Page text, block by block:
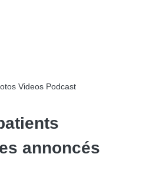
Videos Podcast
annoncés